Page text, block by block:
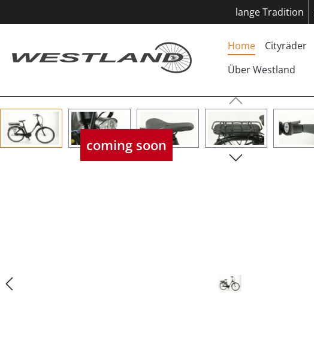
lange Tradition
Home Cityräder
Über Westland
Bildergalerie überspringen
coming soon